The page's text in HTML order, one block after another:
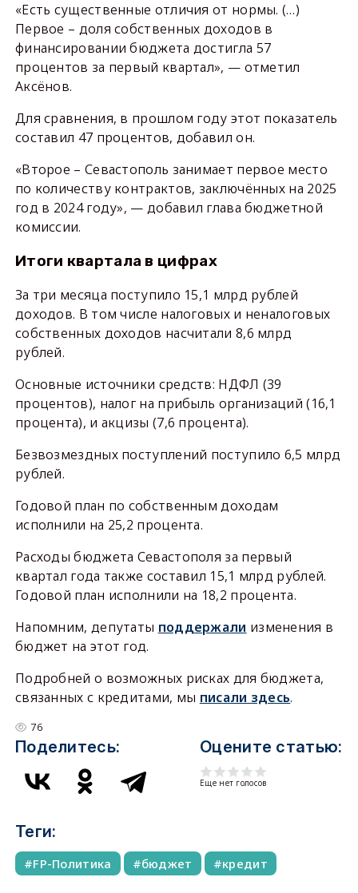
«Есть существенные отличия от нормы. (…)
Первое – доля собственных доходов в
финансировании бюджета достигла 57
процентов за первый квартал», — отметил
Аксёнов.
Для сравнения, в прошлом году этот показатель
составил 47 процентов, добавил он.
«Второе – Севастополь занимает первое место
по количеству контрактов, заключённых на 2025
год в 2024 году», — добавил глава бюджетной
комиссии.
Итоги квартала в цифрах
За три месяца поступило 15,1 млрд рублей
доходов. В том числе налоговых и неналоговых
собственных доходов насчитали 8,6 млрд
рублей.
Основные источники средств: НДФЛ (39
процентов), налог на прибыль организаций (16,1
процента), и акцизы (7,6 процента).
Безвозмездных поступлений поступило 6,5 млрд
рублей.
Годовой план по собственным доходам
исполнили на 25,2 процента.
Расходы бюджета Севастополя за первый
квартал года также составил 15,1 млрд рублей.
Годовой план исполнили на 18,2 процента.
Напомним, депутаты поддержали изменения в
бюджет на этот год.
Подробней о возможных рисках для бюджета,
связанных с кредитами, мы писали здесь.
76
Поделитесь: Оцените статью:
Еще нет голосов
Теги:
FP-Политика бюджет кредит